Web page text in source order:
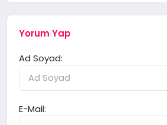
Yorum Yap
Ad Soyad:
E-Mail: